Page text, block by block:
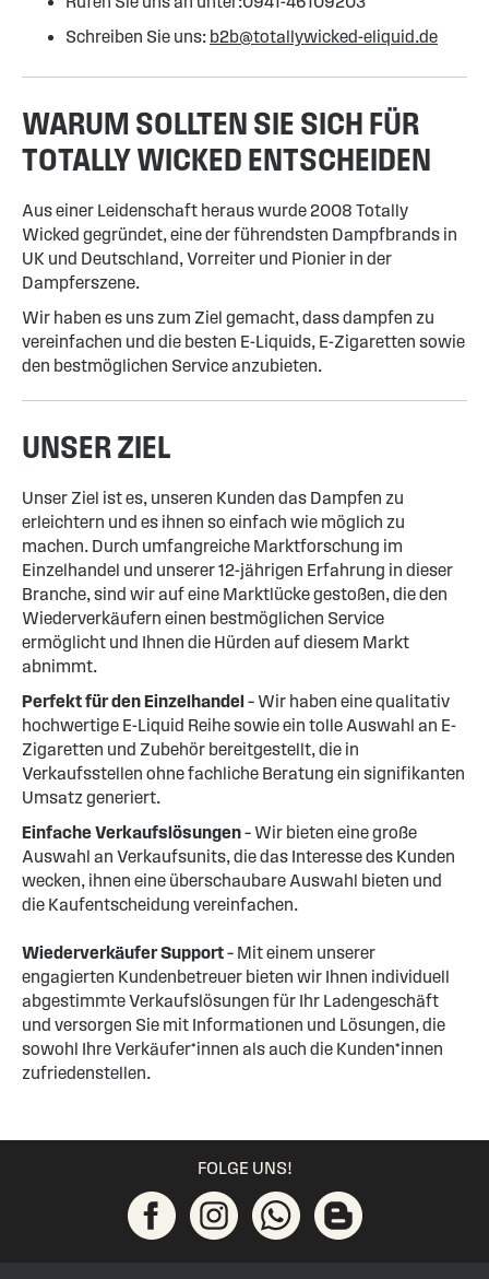
Schreiben Sie uns: b2b@totallywicked-eliquid.de
WARUM SOLLTEN SIE SICH FÜR
TOTALLY WICKED ENTSCHEIDEN
Aus einer Leidenschaft heraus wurde 2008 Totally
Wicked gegründet, eine der führendsten Dampfbrands in
UK und Deutschland, Vorreiter und Pionier in der
Dampferszene.
Wir haben es uns zum Ziel gemacht, dass dampfen zu
vereinfachen und die besten E-Liquids, E-Zigaretten sowie
den bestmöglichen Service anzubieten.
UNSER ZIEL
Unser Ziel ist es, unseren Kunden das Dampfen zu
erleichtern und es ihnen so einfach wie möglich zu
machen. Durch umfangreiche Marktforschung im
Einzelhandel und unserer 12-jährigen Erfahrung in dieser
Branche, sind wir auf eine Marktlücke gestoßen, die den
Wiederverkäufern einen bestmöglichen Service
ermöglicht und Ihnen die Hürden auf diesem Markt
abnimmt.
Perfekt für den Einzelhandel – Wir haben eine qualitativ
hochwertige E-Liquid Reihe sowie ein tolle Auswahl an E-
Zigaretten und Zubehör bereitgestellt, die in
Verkaufsstellen ohne fachliche Beratung ein signifikanten
Umsatz generiert.
Einfache Verkaufslösungen– Wir bieten eine große
Auswahl an Verkaufsunits, die das Interesse des Kunden
wecken, ihnen eine überschaubare Auswahl bieten und
die Kaufentscheidung vereinfachen.
Wiederverkäufer Support– Mit einem unserer
engagierten Kundenbetreuer bieten wir Ihnen individuell
abgestimmte Verkaufslösungen für Ihr Ladengeschäft
und versorgen Sie mit Informationen und Lösungen, die
sowohl Ihre Verkäufer*innen als auch die Kunden*innen
zufriedenstellen.
FOLGE UNS!